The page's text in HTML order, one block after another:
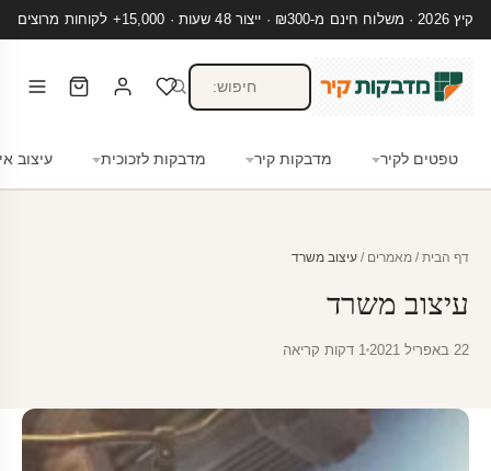
קיץ 2026 · משלוח חינם מ-₪300 · ייצור 48 שעות · 15,000+ לקוחות מרוצים
טפטים לקיר מדבקות קיר מדבקות לזכוכית עיצוב
דף הבית / מאמרים / עיצוב משרד
עיצוב משרד
22 באפריל 2021 1 דקות קריאה